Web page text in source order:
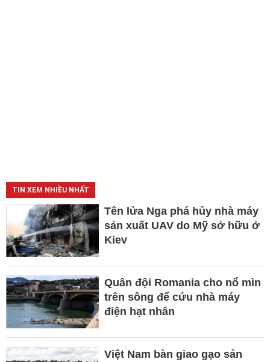
TIN XEM NHIỀU NHẤT
Tên lửa Nga phá hủy nhà máy
sản xuất UAV do Mỹ sở hữu ở
Kiev
Quân đội Romania cho nổ mìn
trên sông để cứu nhà máy
điện hạt nhân
Việt Nam bàn giao gạo sản